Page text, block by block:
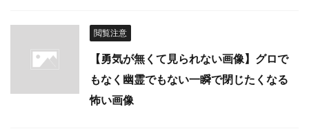
閲覧注意
【勇気が無くて見られない画像】グロで
もなく幽霊でもない一瞬で閉じたくなる
怖い画像